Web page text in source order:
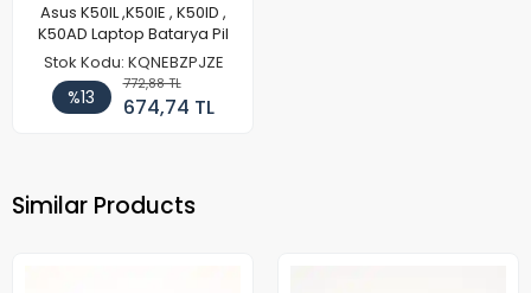
Asus K50IL ,K50IE , K50ID ,
K50AD Laptop Batarya Pil
Stok Kodu: KQNEBZPJZE
%13
772,88 TL
674,74 TL
Similar Products